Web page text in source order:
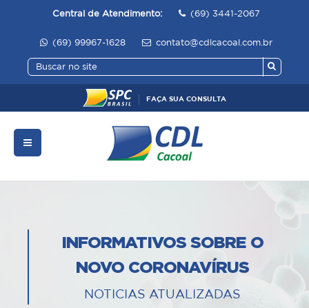
Central de Atendimento: (69) 3441-2067
(69) 99967-1628 contato@cdlcacoal.com.br
FAÇA SUA CONSULTA
INFORMATIVOS SOBRE O
NOVO CORONAVÍRUS
NOTICIAS ATUALIZADAS